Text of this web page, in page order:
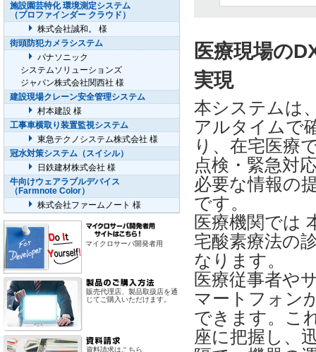
医療現場の
実現
本システムは
アルタイムで
り、在宅医療
点検・緊急対
必要な情報の
です。
医療機関では
宅酸素療法の
なります。
医療従事者や
マートフォン
できます。こ
座に把握し、
施設園芸特化 環境測定システム
（プロファインダー クラウド）
株式会社誠和。 様
街頭防犯カメラシステム
パナソニック
システムソリューションズ
ジャパン株式会社関西社 様
建設現場クレーン安全管理システム
村本建設 様
工事車横取り装置監視システム
東急テクノシステム株式会社 様
冠水対策システム（スイシル）
日鉄建材株式会社 様
牛向けウェアラブルデバイス
（Farmnote Color）
株式会社ファームノート 様
マイクロサーバ開発者用
販売代理店、製品取扱店を通
じてご購入いただけます。
資料請求はこちら